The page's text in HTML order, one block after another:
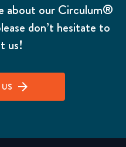
about our Circulum®
don’t hesitate to
us!